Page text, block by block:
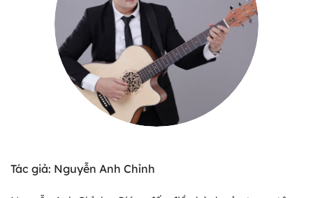
Tác giả: Nguyễn Anh Chỉnh